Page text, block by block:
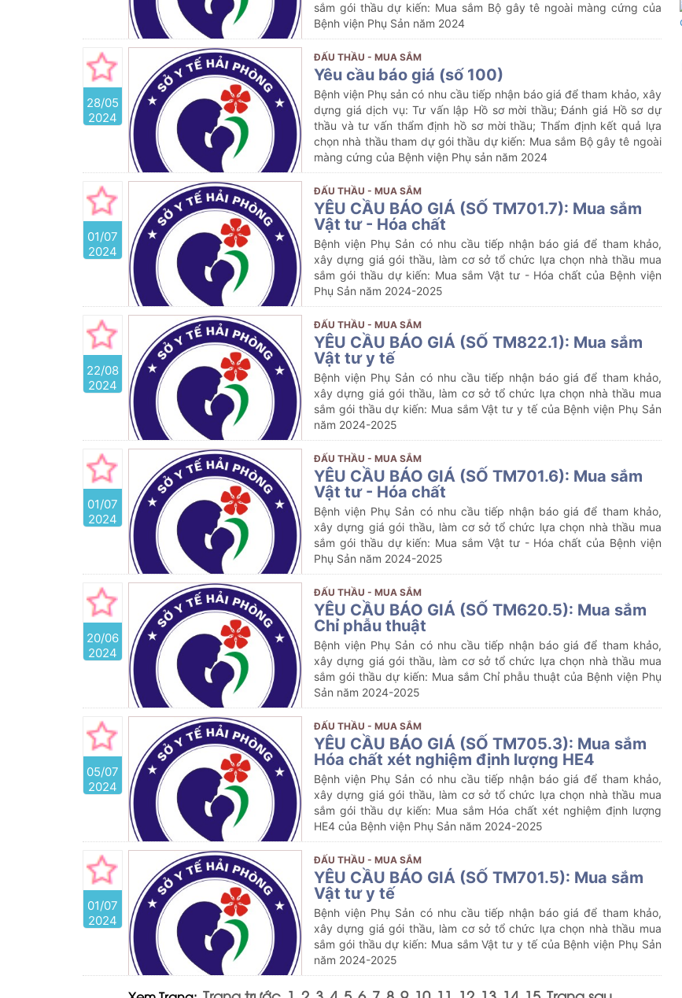
sắm gói thầu dự kiến: Mua sắm Bộ gây tê ngoài màng cứng của
Bệnh viện Phụ Sản năm 2024
28/05
2024
ĐẤU THẦU - MUA SẮM
Yêu cầu báo giá (số 100)
Bệnh viện Phụ sản có nhu cầu tiếp nhận báo giá để tham khảo, xây
dựng giá dịch vụ: Tư vấn lập Hồ sơ mời thầu; Đánh giá Hồ sơ dự
thầu và tư vấn thẩm định hồ sơ mời thầu; Thẩm định kết quả lựa
chọn nhà thầu tham dự gói thầu dự kiến: Mua sắm Bộ gây tê ngoài
màng cứng của Bệnh viện Phụ sản năm 2024
01/07
2024
ĐẤU THẦU - MUA SẮM
YÊU CẦU BÁO GIÁ (SỐ TM701.7): Mua sắm
Vật tư - Hóa chất
Bệnh viện Phụ Sản có nhu cầu tiếp nhận báo giá để tham khảo,
xây dựng giá gói thầu, làm cơ sở tổ chức lựa chọn nhà thầu mua
sắm gói thầu dự kiến: Mua sắm Vật tư - Hóa chấtcủa Bệnh viện
Phụ Sản năm 2024-2025
22/08
2024
ĐẤU THẦU - MUA SẮM
YÊU CẦU BÁO GIÁ (SỐ TM822.1): Mua sắm
Vật tư y tế
Bệnh viện Phụ Sản có nhu cầu tiếp nhận báo giá để tham khảo,
xây dựng giá gói thầu, làm cơ sở tổ chức lựa chọn nhà thầu mua
sắm gói thầu dự kiến: Mua sắmVật tư y tế của Bệnh viện Phụ Sản
năm 2024-2025
01/07
2024
ĐẤU THẦU - MUA SẮM
YÊU CẦU BÁO GIÁ (SỐ TM701.6): Mua sắm
Vật tư - Hóa chất
Bệnh viện Phụ Sản có nhu cầu tiếp nhận báo giá để tham khảo,
xây dựng giá gói thầu, làm cơ sở tổ chức lựa chọn nhà thầu mua
sắm gói thầu dự kiến: Mua sắm Vật tư - Hóa chấtcủa Bệnh viện
Phụ Sản năm 2024-2025
20/06
2024
ĐẤU THẦU - MUA SẮM
YÊU CẦU BÁO GIÁ (SỐ TM620.5): Mua sắm
Chỉ phẫu thuật
Bệnh viện Phụ Sản có nhu cầu tiếp nhận báo giá để tham khảo,
xây dựng giá gói thầu, làm cơ sở tổ chức lựa chọn nhà thầu mua
sắm gói thầu dự kiến: Mua sắm Chỉ phẫu thuật của Bệnh viện Phụ
Sản năm 2024-2025
05/07
2024
ĐẤU THẦU - MUA SẮM
YÊU CẦU BÁO GIÁ (SỐ TM705.3): Mua sắm
Hóa chất xét nghiệm định lượng HE4
Bệnh viện Phụ Sản có nhu cầu tiếp nhận báo giá để tham khảo,
xây dựng giá gói thầu, làm cơ sở tổ chức lựa chọn nhà thầu mua
sắm gói thầu dự kiến: Mua sắm Hóa chất xét nghiệm định lượng
HE4 của Bệnh viện Phụ Sản năm 2024-2025
01/07
2024
ĐẤU THẦU - MUA SẮM
YÊU CẦU BÁO GIÁ (SỐ TM701.5): Mua sắm
Vật tư y tế
Bệnh viện Phụ Sản có nhu cầu tiếp nhận báo giá để tham khảo,
xây dựng giá gói thầu, làm cơ sở tổ chức lựa chọn nhà thầu mua
sắm gói thầu dự kiến: Mua sắmVật tư y tế của Bệnh viện Phụ Sản
năm 2024-2025